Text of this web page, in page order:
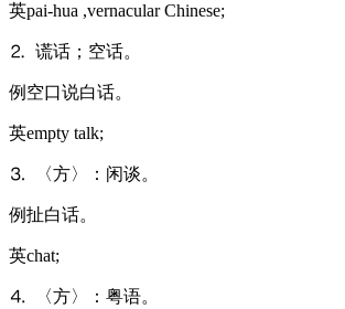
英pai-hua ,vernacular Chinese;
⒉ 谎话；空话。
例 空口说白话。
英empty talk;
⒊ 〈方〉：闲谈。
例扯白话。
英chat;
⒋ 〈方〉：粤语。